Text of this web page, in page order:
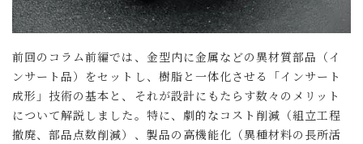
前回のコラム前編では、金型内に金属などの異材質部品（イ
ンサート品）をセットし、樹脂と一体化させる「インサート
成形」技術の基本と、それが設計にもたらす数々のメリット
について解説しました。特に、劇的なコスト削減（組立工程
撤廃、部品点数削減）、製品の高機能化（異種材料の長所活